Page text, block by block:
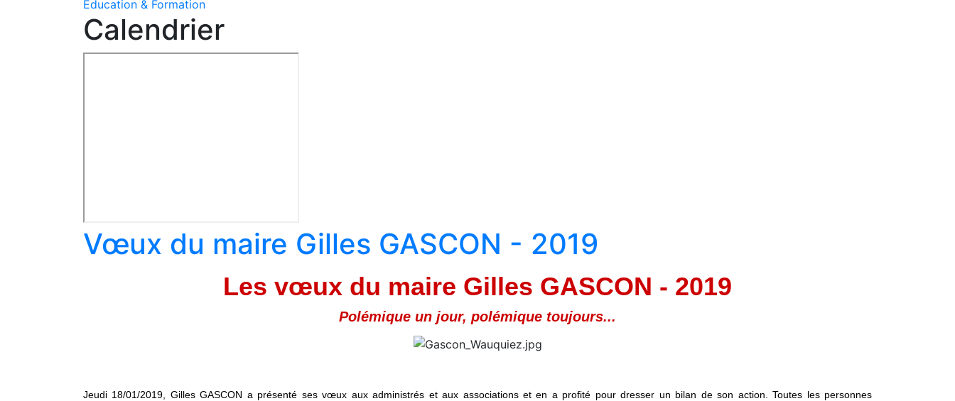
Education & Formation
Calendrier
Vœux du maire Gilles GASCON - 2019
Les vœux du maire Gilles GASCON - 2019
Polémique un jour, polémique toujours...
Jeudi 18/01/2019, Gilles GASCON a présenté ses vœux aux administrés et aux associations et en a profité pour dresser un bilan de son action. Toutes les personnes